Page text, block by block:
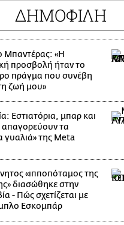
ΔΗΜΟΦΙΛΗ
Μπαντέρας: «Η
προσβολή ήταν το
πράγμα που συνέβη
ζωή μου»
Εστιατόρια, μπαρ και
απαγορεύουν τα
γυαλιά» της Meta
«ιπποπόταμος της
διασώθηκε στην
- Πώς σχετίζεται με
Εσκομπάρ